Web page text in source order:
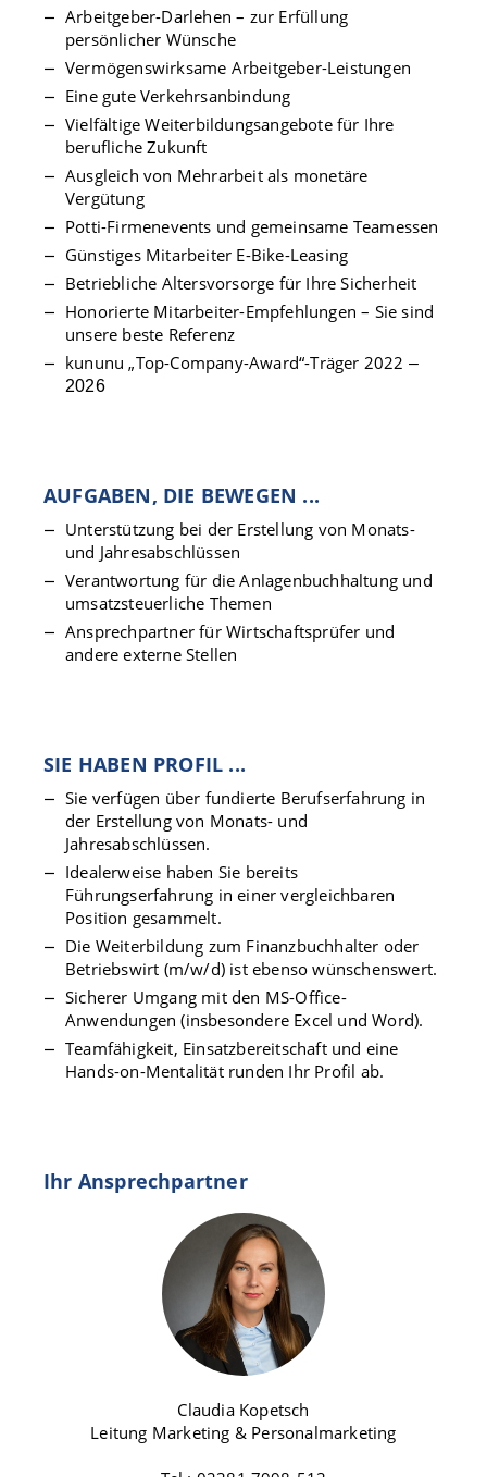
Arbeitgeber-Darlehen – zur Erfüllung
persönlicher Wünsche
Vermögenswirksame Arbeitgeber-Leistungen
Eine gute Verkehrsanbindung
Vielfältige Weiterbildungsangebote für Ihre
berufliche Zukunft
Ausgleich von Mehrarbeit als monetäre
Vergütung
Potti-Firmenevents und gemeinsame Teamessen
Günstiges Mitarbeiter E-Bike-Leasing
Betriebliche Altersvorsorge für Ihre Sicherheit
Honorierte Mitarbeiter-Empfehlungen – Sie sind
unsere beste Referenz
kununu „Top-Company-Award“-Träger 2022 –
2026
AUFGABEN, DIE BEWEGEN ...
Unterstützung bei der Erstellung von Monats-
und Jahresabschlüssen
Verantwortung für die Anlagenbuchhaltung und
umsatzsteuerliche Themen
Ansprechpartner für Wirtschaftsprüfer und
andere externe Stellen
SIE HABEN PROFIL ...
Sie verfügen über fundierte Berufserfahrung in
der Erstellung von Monats- und
Jahresabschlüssen.
Idealerweise haben Sie bereits
Führungserfahrung in einer vergleichbaren
Position gesammelt.
Die Weiterbildung zum Finanzbuchhalter oder
Betriebswirt (m/w/d) ist ebenso wünschenswert.
Sicherer Umgang mit den MS-Office-
Anwendungen (insbesondere Excel und Word).
Teamfähigkeit, Einsatzbereitschaft und eine
Hands-on-Mentalität runden Ihr Profil ab.
Ihr Ansprechpartner
Claudia Kopetsch
Leitung Marketing & Personalmarketing